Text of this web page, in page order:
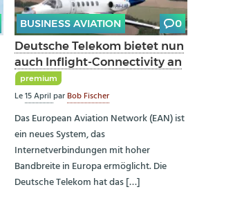
BUSINESS AVIATION 0
Deutsche Telekom bietet nun
auch Inflight-Connectivity an
premium
Le15 April parBob Fischer
Das European Aviation Network (EAN) ist
ein neues System, das
Internetverbindungen mit hoher
Bandbreite in Europa ermöglicht. Die
Deutsche Telekom hat das […]